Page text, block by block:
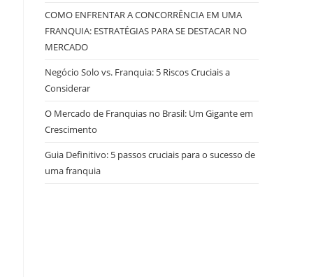
COMO ENFRENTAR A CONCORRÊNCIA EM UMA
FRANQUIA: ESTRATÉGIAS PARA SE DESTACAR NO
MERCADO
Negócio Solo vs. Franquia: 5 Riscos Cruciais a
Considerar
O Mercado de Franquias no Brasil: Um Gigante em
Crescimento
Guia Definitivo: 5 passos cruciais para o sucesso de
uma franquia